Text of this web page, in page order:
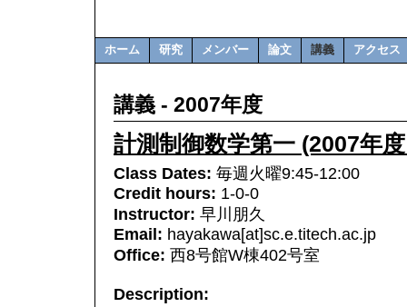
ホーム 研究 メンバー 論文 講義 アクセス
講義 - 2007年度
計測制御数学第一 (2007年
Class Dates: 毎週火曜9:45-12:00
Credit hours: 1-0-0
Instructor: 早川朋久
Email: hayakawa[at]sc.e.titech.ac.jp
Office: 西8号館W棟402号室
Description: